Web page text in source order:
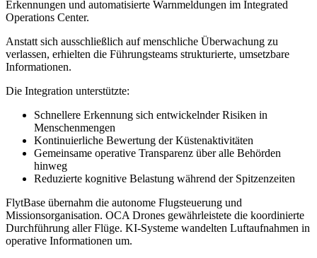
Erkennungen und automatisierte Warnmeldungen im Integrated
Operations Center.
Anstatt sich ausschließlich auf menschliche Überwachung zu
verlassen, erhielten die Führungsteams strukturierte, umsetzbare
Informationen.
Die Integration unterstützte:
Schnellere Erkennung sich entwickelnder Risiken in
Menschenmengen
Kontinuierliche Bewertung der Küstenaktivitäten
Gemeinsame operative Transparenz über alle Behörden
hinweg
Reduzierte kognitive Belastung während der Spitzenzeiten
FlytBase übernahm die autonome Flugsteuerung und
Missionsorganisation. OCA Drones gewährleistete die koordinierte
Durchführung aller Flüge. KI-Systeme wandelten Luftaufnahmen in
operative Informationen um.